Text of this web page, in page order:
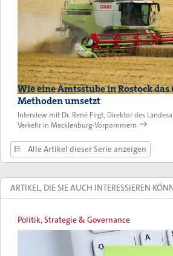
Wie eine Amtsstube in Rostock
Methoden umsetzt
Interview mit Dr. René Firgt, Direktor des
Verkehr in Mecklenburg-Vorpommern
Alle Artikel dieser Serie anzeigen
ARTIKEL, DIE SIE AUCH INTERESSIEREN
Politik, Strategie & Governance